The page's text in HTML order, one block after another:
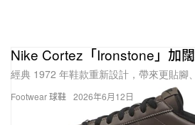
Footwear 球鞋
Nike Cortez「Ironstone」加
經典 1972 年鞋款重新設計，帶來更貼腳
2026年6月12日